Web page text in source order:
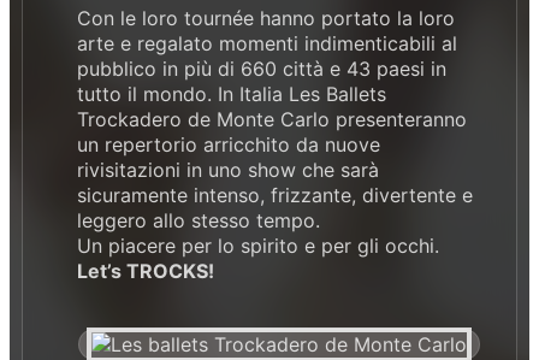
Con le loro tournée hanno portato la loro
arte e regalato momenti indimenticabili al
pubblico in più di 660 città e 43 paesi in
tutto il mondo. In Italia Les Ballets
Trockadero de Monte Carlo presenteranno
un repertorio arricchito da nuove
rivisitazioni in uno show che sarà
sicuramente intenso, frizzante, divertente e
leggero allo stesso tempo.
Un piacere per lo spirito e per gli occhi.
Let’s TROCKS!